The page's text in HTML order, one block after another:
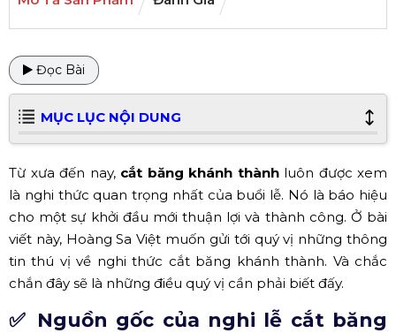
Đọc Bài
MỤC LỤC NỘI DUNG
Từ xưa đến nay, cắt băng khánh thànhluôn được xem
là nghi thức quan trọng nhất của buổi lễ. Nó là báo hiệu
cho một sự khởi đầu mới thuận lợi và thành công. Ở bài
viết này, Hoàng Sa Việt muốn gửi tới quý vị những thông
tin thú vị về nghi thức cắt băng khánh thành. Và chắc
chắn đây sẽ là những điều quý vị cần phải biết đấy.
✅ Nguồn gốc của nghi lễ cắt băng